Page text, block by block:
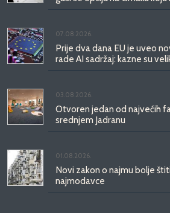
07.08.2026.
Prije dva dana EU je uveo
rade AI sadržaj: kazne su
03.08.2026.
Otvoren jedan od najvećih
srednjem Jadranu
01.08.2026.
Novi zakon o najmu bolje
najmodavce